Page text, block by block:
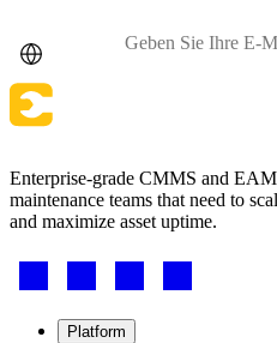
Analysen & Berichte
Behörden
Compliance und Beschaffung
Enterprise-grade CMMS and
maintenance teams that need to
and maximize asset uptime.
Footer
Footer Platform